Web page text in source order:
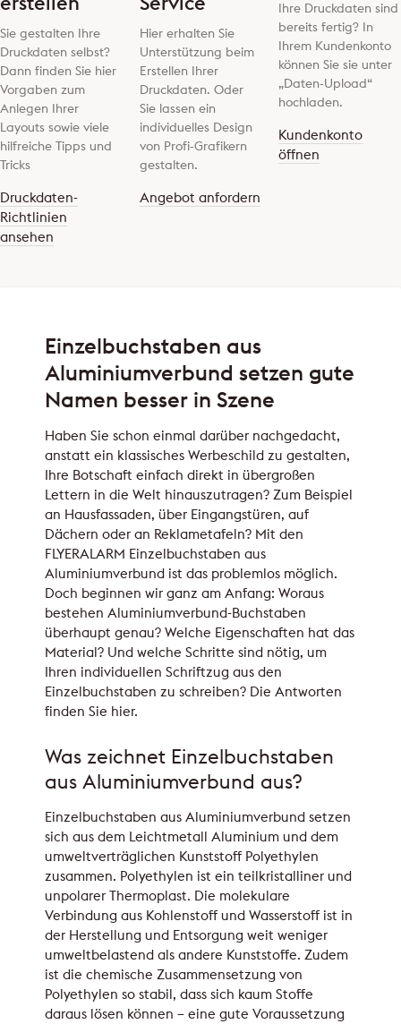
Sie gestalten Ihre
Druckdaten selbst?
Dann finden Sie hier
Vorgaben zum
Anlegen Ihrer
Layouts sowie viele
hilfreiche Tipps und
Tricks
Druckdaten-
Richtlinien
ansehen
Hier erhalten Sie
Unterstützung beim
Erstellen Ihrer
Druckdaten. Oder
Sie lassen ein
individuelles Design
von Profi-Grafikern
gestalten.
Angebot anfordern
Ihre Druckdaten sind
bereits fertig? In
Ihrem Kundenkonto
können Sie sie unter
„Daten-Upload“
hochladen.
Kundenkonto
öffnen
Einzelbuchstaben aus
Aluminiumverbund setzen gute
Namen besser in Szene
Haben Sie schon einmal darüber nachgedacht,
anstatt ein klassisches Werbeschild zu gestalten,
Ihre Botschaft einfach direkt in übergroßen
Lettern in die Welt hinauszutragen? Zum Beispiel
an Hausfassaden, über Eingangstüren, auf
Dächern oder an Reklametafeln? Mit den
FLYERALARM Einzelbuchstaben aus
Aluminiumverbund ist das problemlos möglich.
Doch beginnen wir ganz am Anfang: Woraus
bestehen Aluminiumverbund-Buchstaben
überhaupt genau? Welche Eigenschaften hat das
Material? Und welche Schritte sind nötig, um
Ihren individuellen Schriftzug aus den
Einzelbuchstaben zu schreiben? Die Antworten
finden Sie hier.
Was zeichnet Einzelbuchstaben
aus Aluminiumverbund aus?
Einzelbuchstaben aus Aluminiumverbund setzen
sich aus dem Leichtmetall Aluminium und dem
umweltverträglichen Kunststoff Polyethylen
zusammen. Polyethylen ist ein teilkristalliner und
unpolarer Thermoplast. Die molekulare
Verbindung aus Kohlenstoff und Wasserstoff ist in
der Herstellung und Entsorgung weit weniger
umweltbelastend als andere Kunststoffe. Zudem
ist die chemische Zusammensetzung von
Polyethylen so stabil, dass sich kaum Stoffe
daraus lösen können – eine gute Voraussetzung